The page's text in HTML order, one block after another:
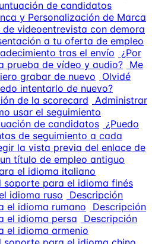
de candidatos
y Personalización de Marca
videoentrevista con demora
a tu oferta de empleo
tras el envío
¿Por
prueba de vídeo y audio?
Me
grabar de nuevo
Olvidé
intentarlo de nuevo?
de la scorecard Administrar
usar el seguimiento
de candidatos ¿Puedo
de seguimiento a cada
la vista previa del enlace de
título de empleo antiguo
el idioma italiano
soporte para el idioma finés
idioma ruso
Descripción
el idioma rumano
Descripción
el idioma persa
Descripción
el idioma armenio